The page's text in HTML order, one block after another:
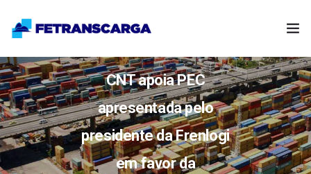
INSTITUCIONAL
NOTÍCIAS
LINKS ÚTEIS
PARCEIROS
CNT apoia PEC
apresentada pelo
presidente da Frenlogi
em favor da